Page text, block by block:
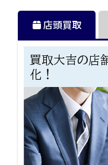
店頭買取
買取大吉の店
化！